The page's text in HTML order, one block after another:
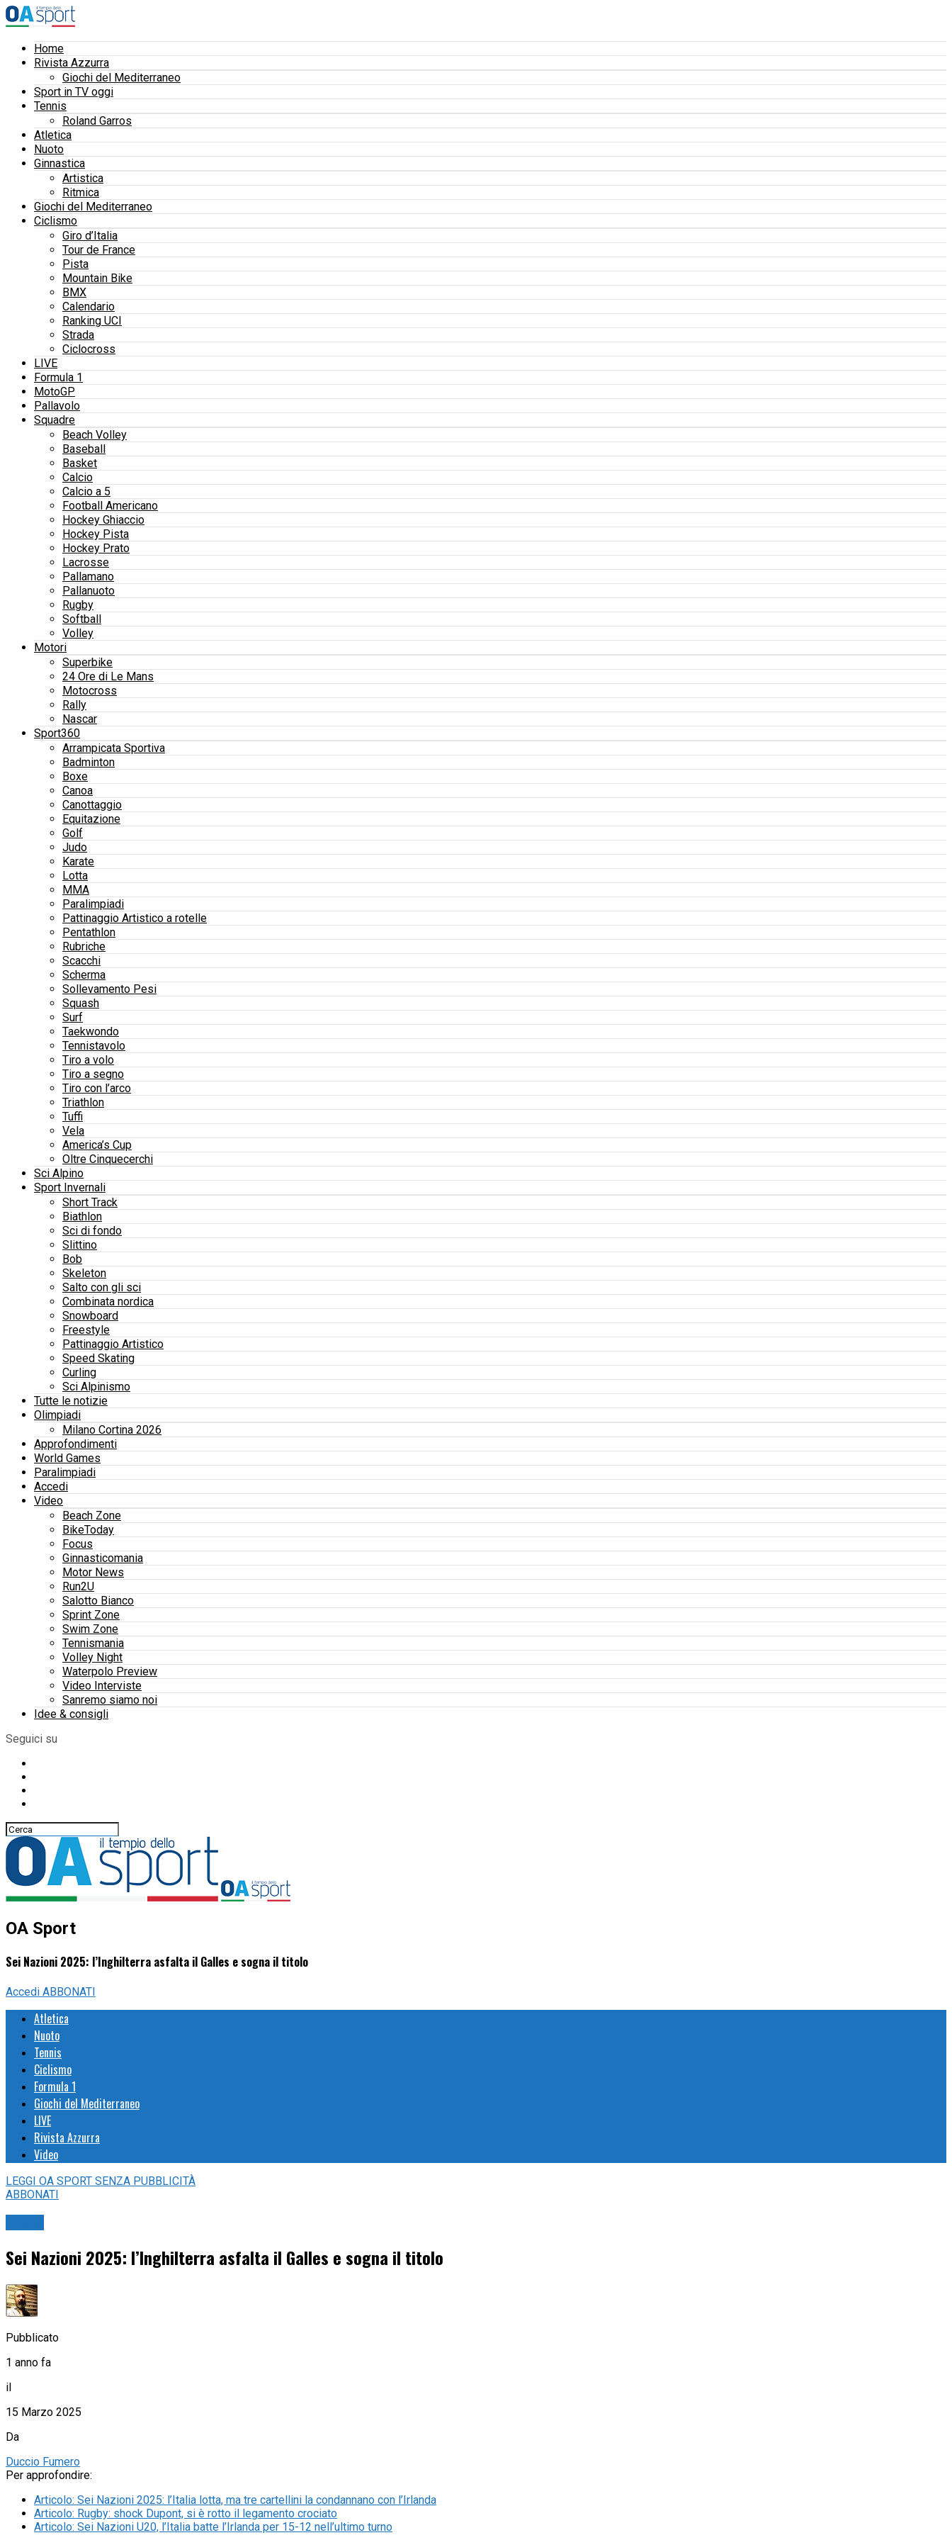
Home
Rivista Azzurra
Giochi del Mediterraneo
Sport in TV oggi
Tennis
Roland Garros
Atletica
Nuoto
Ginnastica
Artistica
Ritmica
Giochi del Mediterraneo
Ciclismo
Giro d’Italia
Tour de France
Pista
Mountain Bike
BMX
Calendario
Ranking UCI
Strada
Ciclocross
LIVE
Formula 1
MotoGP
Pallavolo
Squadre
Beach Volley
Baseball
Basket
Calcio
Calcio a 5
Football Americano
Hockey Ghiaccio
Hockey Pista
Hockey Prato
Lacrosse
Pallamano
Pallanuoto
Rugby
Softball
Volley
Motori
Superbike
24 Ore di Le Mans
Motocross
Rally
Nascar
Sport360
Arrampicata Sportiva
Badminton
Boxe
Canoa
Canottaggio
Equitazione
Golf
Judo
Karate
Lotta
MMA
Paralimpiadi
Pattinaggio Artistico a rotelle
Pentathlon
Rubriche
Scacchi
Scherma
Sollevamento Pesi
Squash
Surf
Taekwondo
Tennistavolo
Tiro a volo
Tiro a segno
Tiro con l’arco
Triathlon
Tuffi
Vela
America’s Cup
Oltre Cinquecerchi
Sci Alpino
Sport Invernali
Short Track
Biathlon
Sci di fondo
Slittino
Bob
Skeleton
Salto con gli sci
Combinata nordica
Snowboard
Freestyle
Pattinaggio Artistico
Speed Skating
Curling
Sci Alpinismo
Tutte le notizie
Olimpiadi
Milano Cortina 2026
Approfondimenti
World Games
Paralimpiadi
Accedi
Video
Beach Zone
BikeToday
Focus
Ginnasticomania
Motor News
Run2U
Salotto Bianco
Sprint Zone
Swim Zone
Tennismania
Volley Night
Waterpolo Preview
Video Interviste
Sanremo siamo noi
Idee & consigli
Seguici su
OA Sport
Sei Nazioni 2025: l’Inghilterra asfalta il Galles e sogna il titolo
Accedi ABBONATI
Atletica
Nuoto
Tennis
Ciclismo
Formula 1
Giochi del Mediterraneo
LIVE
Rivista Azzurra
Video
LEGGI OA SPORT SENZA PUBBLICITÀ
ABBONATI
Sei Nazioni 2025: l’Inghilterra asfalta il Galles e sogna il titolo
Pubblicato
1 anno fa
il
15 Marzo 2025
Da
Duccio Fumero
Per approfondire:
Articolo: Sei Nazioni 2025: l’Italia lotta, ma tre cartellini la condannano con l’Irlanda
Articolo: Rugby: shock Dupont, si è rotto il legamento crociato
Articolo: Sei Nazioni U20, l’Italia batte l’Irlanda per 15-12 nell’ultimo turno